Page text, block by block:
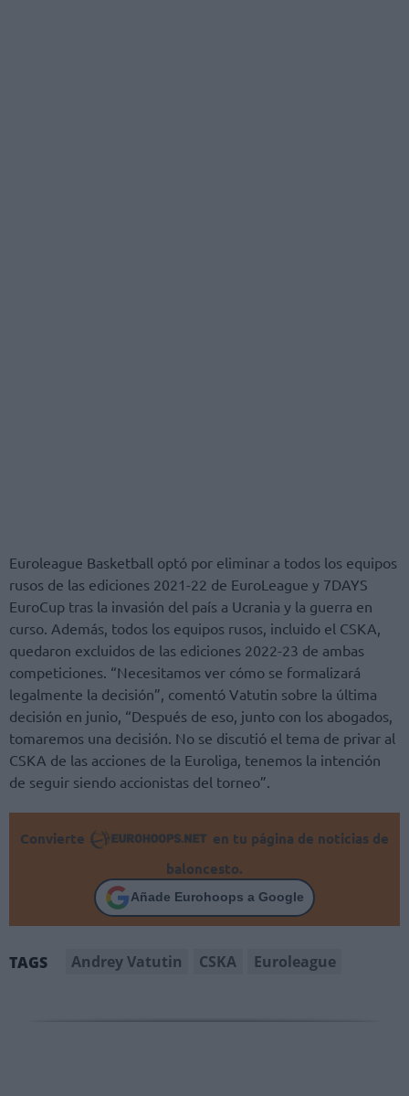
Euroleague Basketball optó por eliminar a todos los equipos
rusos de las ediciones 2021-22 de EuroLeague y 7DAYS
EuroCup tras la invasión del país a Ucrania y la guerra en
curso. Además, todos los equipos rusos, incluido el CSKA,
quedaron excluidos de las ediciones 2022-23 de ambas
competiciones. “Necesitamos ver cómo se formalizará
legalmente la decisión”, comentó Vatutin sobre la última
decisión en junio, “Después de eso, junto con los abogados,
tomaremos una decisión. No se discutió el tema de privar al
CSKA de las acciones de la Euroliga, tenemos la intención
de seguir siendo accionistas del torneo”.
Convierte
en tu página de noticias de
baloncesto.
Añade Eurohoops a Google
TAGS Andrey Vatutin CSKA Euroleague